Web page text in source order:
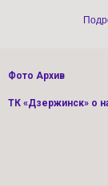
Фото Архив
ТК «Дзержинск» о